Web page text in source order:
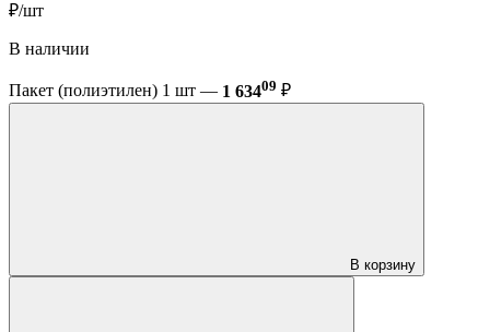
₽/шт
В наличии
Пакет (полиэтилен) 1 шт — 1 63409 ₽
В корзину